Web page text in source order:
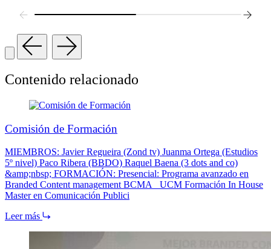
Contenido relacionado
Comisión de Formación
MIEMBROS: Javier Regueira (Zond tv) Juanma Ortega (Estudios
5º nivel) Paco Ribera (BBDO) Raquel Baena (3 dots and co)
&amp;nbsp; FORMACIÓN: Presencial: Programa avanzado en
Branded Content management BCMA_ UCM Formación In House
Master en Comunicación Publici
Leer más